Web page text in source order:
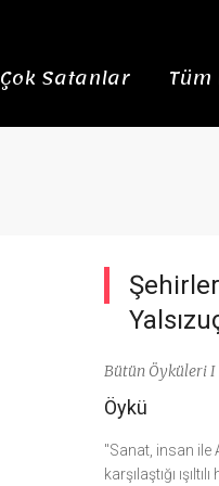
Çok Satanlar
Bütün Öyküleri I
Öykü
"Sanat, insan ile
karşılaştığı